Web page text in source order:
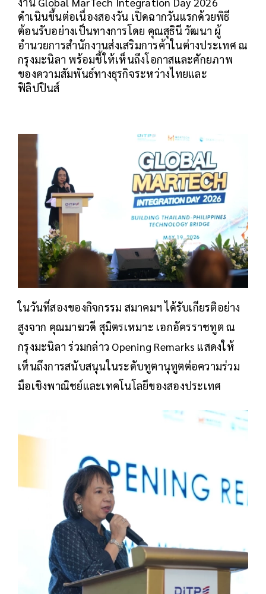
ดำเนินขึ้นต่อเนื่องสองวัน เปิดฉากวันแรกด้วยพิธี
ต้อนรับอย่างเป็นทางการโดย คุณสุธินี วัฒนา ผู้
อำนวยการสำนักงานส่งเสริมการค้าในต่างประเทศ ณ
กรุงมะนิลา พร้อมชี้ให้เห็นถึงโอกาสและศักยภาพ
ของความสัมพันธ์ทางธุรกิจระหว่างไทยและ
ฟิลิปปินส์
ในวันที่สองของกิจกรรม สมาคมฯ ได้รับเกียรติอย่าง
สูงจาก คุณมาฆวดี สุมิตรเหมาะ เอกอัครราชทูต ณ
กรุงมะนิลา ร่วมกล่าว Opening Remarks แสดงให้
เห็นถึงการสนับสนุนในระดับทูตานุทูตต่อความร่วม
มือเชิงพาณิชย์และเทคโนโลยีของสองประเทศ